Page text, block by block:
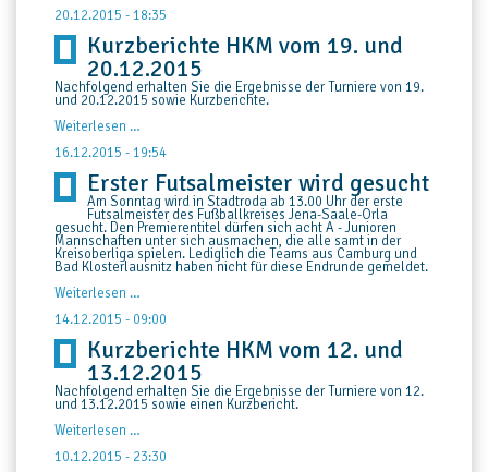
Rothenstein
Kreismeister
20.12.2015 - 18:35
Kurzberichte HKM vom 19. und
20.12.2015
Nachfolgend erhalten Sie die Ergebnisse der Turniere von 19.
und 20.12.2015 sowie Kurzberichte.
Weiterlesen …
vom
und
20.12.2015
16.12.2015 - 19:54
Erster Futsalmeister wird gesucht
Am Sonntag wird in Stadtroda ab 13.00 Uhr der erste
Futsalmeister des Fußballkreises Jena-Saale-Orla
gesucht. Den Premierentitel dürfen sich acht A - Junioren
Mannschaften unter sich ausmachen, die alle samt in der
Kreisoberliga spielen. Lediglich die Teams aus Camburg und
Bad Klosterlausnitz haben nicht für diese Endrunde gemeldet.
Weiterlesen …
wird
14.12.2015 - 09:00
Kurzberichte HKM vom 12. und
13.12.2015
Nachfolgend erhalten Sie die Ergebnisse der Turniere von 12.
und 13.12.2015 sowie einen Kurzbericht.
Weiterlesen …
vom
10.12.2015 - 23:30